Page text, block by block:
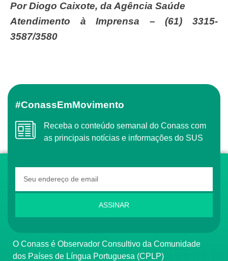
Por Diogo Caixote, da Agência Saúde
Atendimento à Imprensa – (61) 3315-
3587/3580
#ConassEmMovimento
Receba o conteúdo semanal do Conass com
as principais notícias e informações do SUS
ASSINAR
O Conass é Observador Consultivo da Comunidade
dos Países de Língua Portuguesa (CPLP)